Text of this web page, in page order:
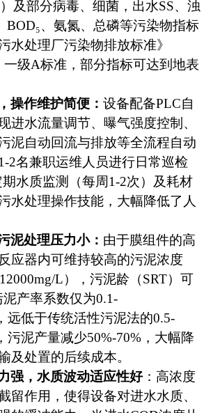
及部分病毒、细菌，出水SS、浊
BOD₅、氨氮、总磷等污染物指标
水处理厂污染物排放标准》
一级A标准，部分指标可达到地表
操作维护简便：设备配备PLC自
进水流量调节、曝气强度控制、
泥自动回流与排放等全流程自动
2名兼职运维人员进行日常巡检
期水质监测（每周1-2次）及耗材
水处理操作技能，大幅降低了人
泥处理压力小： 由于膜组件的高
应器内可维持较高的污泥浓度
L），污泥龄（SRT）可
产率系数仅为0.1-
远低于传统活性污泥法的0.5-
污泥产量减少50%-70%，大幅降
及处置的后续成本。
强，水质波动适应性好：高浓度
留作用，使得设备对进水水质、